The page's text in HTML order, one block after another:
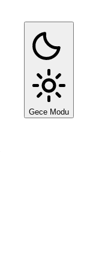
Gece Modu